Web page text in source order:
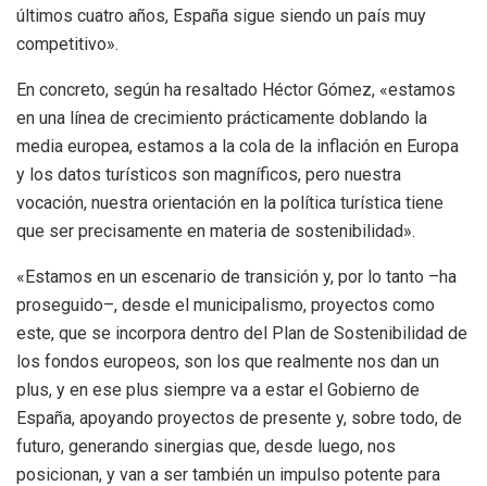
últimos cuatro años, España sigue siendo un país muy
competitivo».
En concreto, según ha resaltado Héctor Gómez, «estamos
en una línea de crecimiento prácticamente doblando la
media europea, estamos a la cola de la inflación en Europa
y los datos turísticos son magníficos, pero nuestra
vocación, nuestra orientación en la política turística tiene
que ser precisamente en materia de sostenibilidad».
«Estamos en un escenario de transición y, por lo tanto –ha
proseguido–, desde el municipalismo, proyectos como
este, que se incorpora dentro del Plan de Sostenibilidad de
los fondos europeos, son los que realmente nos dan un
plus, y en ese plus siempre va a estar el Gobierno de
España, apoyando proyectos de presente y, sobre todo, de
futuro, generando sinergias que, desde luego, nos
posicionan, y van a ser también un impulso potente para